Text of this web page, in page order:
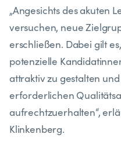
„Angesichts des akuten
versuchen, neue
erschließen. Dabei gilt
potenzielle
attraktiv zu gestalten
erforderlichen
aufrechtzuerhalten“,
Klinkenberg.